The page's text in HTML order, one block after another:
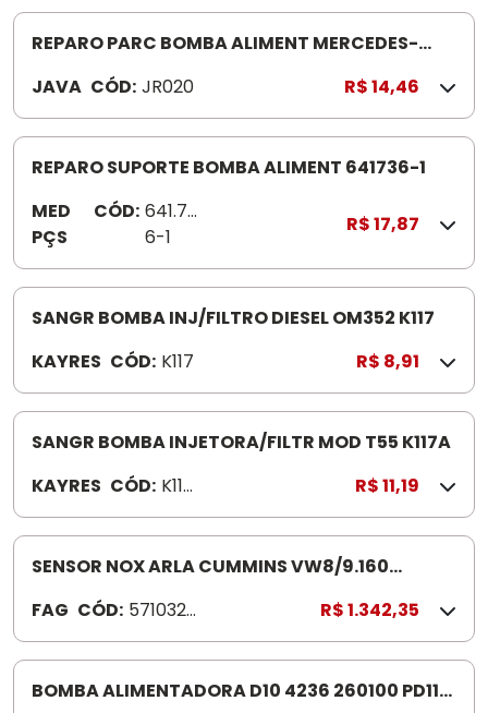
REPARO PARC BOMBA ALIMENT MERCEDES-
JAVA CÓD: JR020 R$ 14,46
REPARO SUPORTE BOMBA ALIMENT 641736-1
MED
PÇS
CÓD: 641.73
6-1
R$ 17,87
SANGR BOMBA INJ/FILTRO DIESEL OM352 K117
KAYRES CÓD: K117 R$ 8,91
SANGR BOMBA INJETORA/FILTR MOD T55 K117A
KAYRES CÓD: K117
A
R$ 11,19
SENSOR NOX ARLA CUMMINS VW8/9.160
FAG CÓD: 5710327
100
R$ 1.342,35
BOMBA ALIMENTADORA D10 4236 260100 PD110